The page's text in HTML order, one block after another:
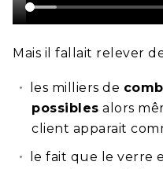
Mais il fallait relever
les milliers de
possibles alors
client apparait
le fait que le verre